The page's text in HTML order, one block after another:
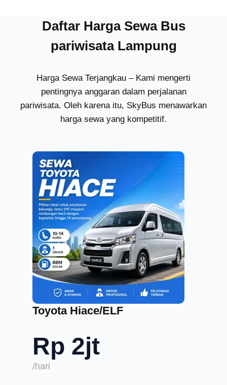
Daftar Harga Sewa Bus
pariwisata Lampung
Harga Sewa Terjangkau – Kami mengerti
pentingnya anggaran dalam perjalanan
pariwisata. Oleh karena itu, SkyBus menawarkan
harga sewa yang kompetitif.
Toyota Hiace/ELF
Rp 2jt
/hari